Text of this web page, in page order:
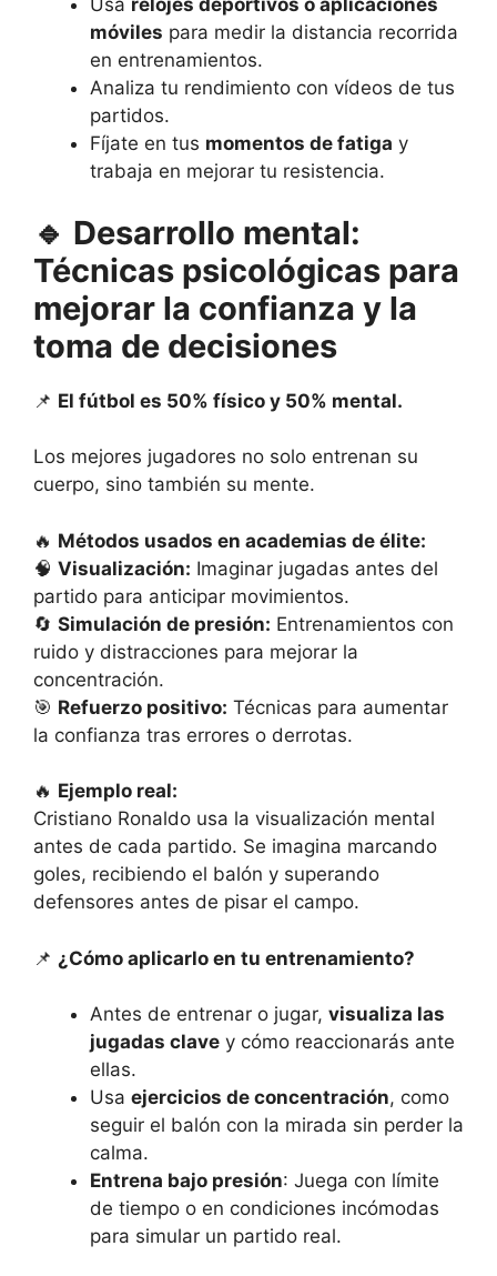
Usa relojes deportivos o aplicaciones
móviles para medir la distancia recorrida
en entrenamientos.
Analiza tu rendimiento con vídeos de tus
partidos.
Fíjate en tus momentos de fatiga y
trabaja en mejorar tu resistencia.
🔹 Desarrollo mental:
Técnicas psicológicas para
mejorar la confianza y la
toma de decisiones
📌 El fútbol es 50% físico y 50% mental.
Los mejores jugadores no solo entrenan su
cuerpo, sino también su mente.
🔥 Métodos usados ​​en academias de élite:
🧠 Visualización: Imaginar jugadas antes del
partido para anticipar movimientos.
🔄 Simulación de presión: Entrenamientos con
ruido y distracciones para mejorar la
concentración.
🎯 Refuerzo positivo: Técnicas para aumentar
la confianza tras errores o derrotas.
🔥 Ejemplo real:
Cristiano Ronaldo usa la visualización mental
antes de cada partido. Se imagina marcando
goles, recibiendo el balón y superando
defensores antes de pisar el campo.
📌 ¿Cómo aplicarlo en tu entrenamiento?
Antes de entrenar o jugar, visualiza las
jugadas clave y cómo reaccionarás ante
ellas.
Usa ejercicios de concentración, como
seguir el balón con la mirada sin perder la
calma.
Entrena bajo presión: Juega con límite
de tiempo o en condiciones incómodas
para simular un partido real.